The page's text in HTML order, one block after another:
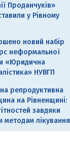
Проданчуків»
у Рівному
новий набір
неформальної
«Юридична
НУВГП
репродуктивна
на Рівненщині:
завдяки
методам лікування